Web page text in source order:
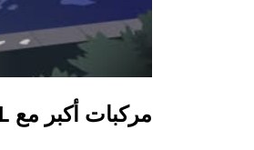
مركبات أكبر مع UberXL